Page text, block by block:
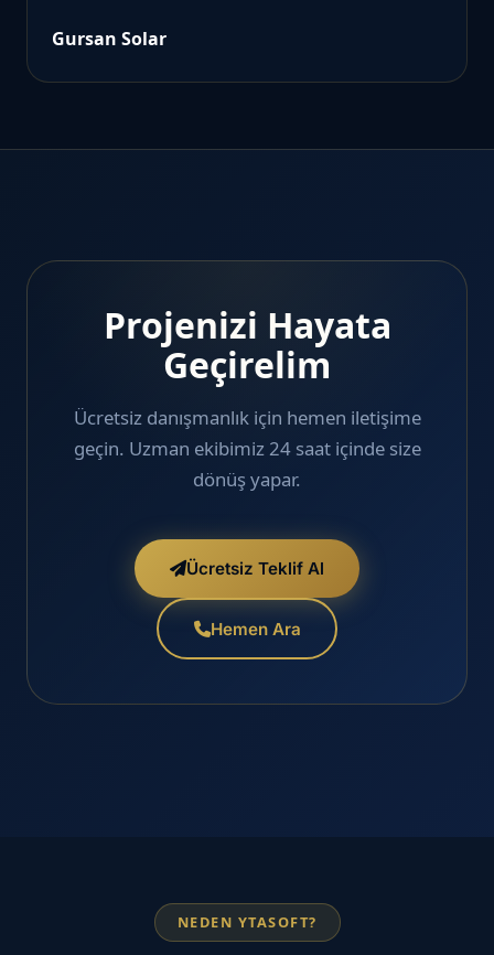
Gursan Solar
Projenizi Hayata
Geçirelim
Ücretsiz danışmanlık için hemen iletişime
geçin. Uzman ekibimiz 24 saat içinde size
dönüş yapar.
Ücretsiz Teklif Al
Hemen Ara
NEDEN YTASOFT?